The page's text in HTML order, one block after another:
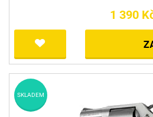
1 390
SKLADEM